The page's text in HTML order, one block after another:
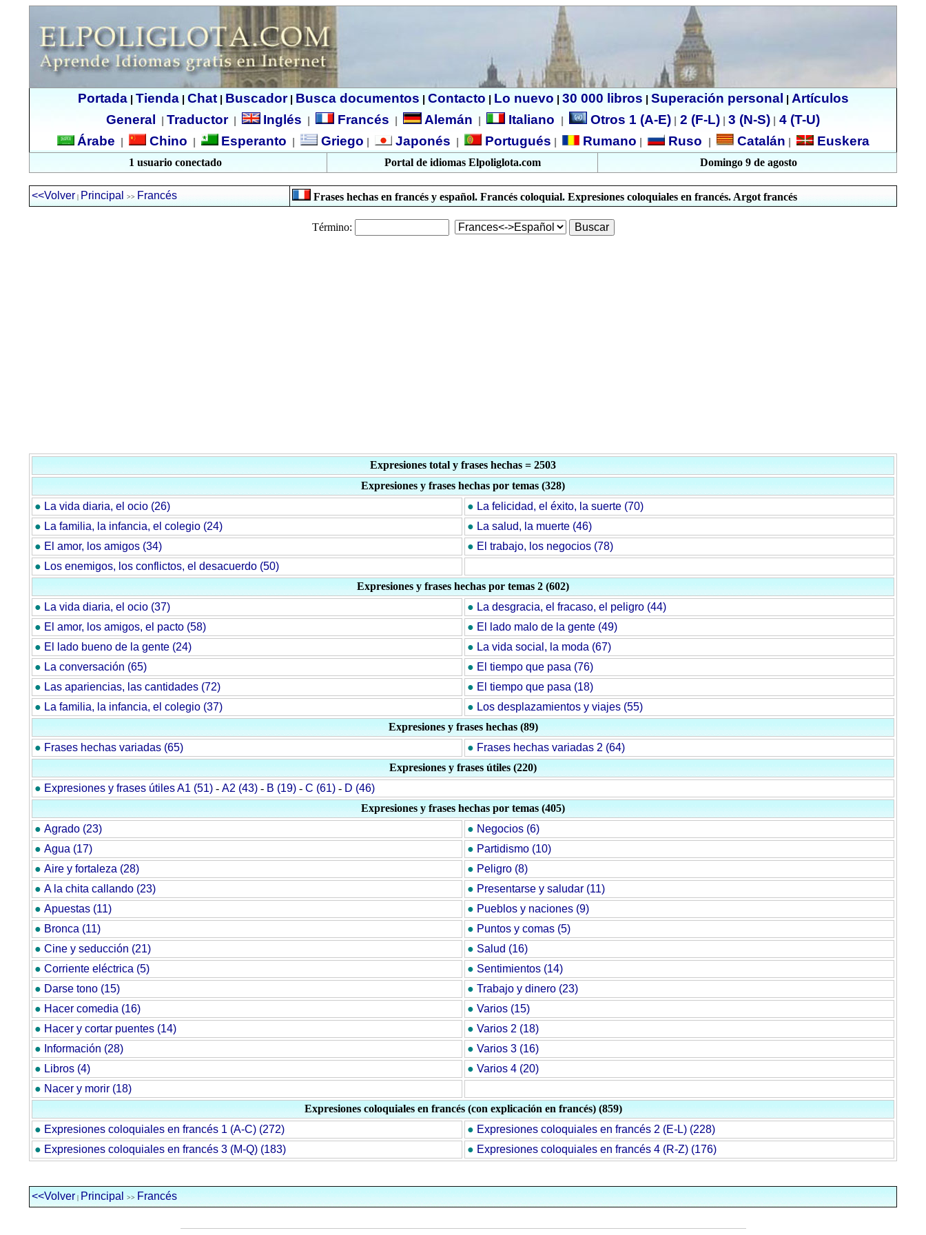
Portada| Tienda| Chat| Buscador| Busca documentos Contacto Lo nuevo 30 000 libros Superación personal
Artículos
General
Traductor| Inglés Francés Alemán Italiano Otros 1 (A-E) 2 (F-L) 3 (N-S)
4 (T-U)
Árabe
Chino Esperanto Griego Japonés Portugués Rumano Ruso Catalán Euskera
1 usuario conectado Portal de idiomas Elpoliglota.com Domingo 9 de agosto
<<Volver | Principal >> Francés Frases hechas en francés y español. Francés coloquial. Expresiones coloquiales en francés. Argot francés
Término:
Expresiones total y frases hechas = 2503
Expresiones y frases hechas por temas (328)
● La vida diaria, el ocio (26) ● La felicidad, el éxito, la suerte (70)
● La familia, la infancia, el colegio (24) ● La salud, la muerte (46)
● El amor, los amigos (34) ● El trabajo, los negocios (78)
● Los enemigos, los conflictos, el desacuerdo (50)
Expresiones y frases hechas por temas 2 (602)
● La vida diaria, el ocio (37) ● La desgracia, el fracaso, el peligro (44)
● El amor, los amigos, el pacto (58) ● El lado malo de la gente (49)
● El lado bueno de la gente (24) ● La vida social, la moda (67)
● La conversación (65) ● El tiempo que pasa (76)
● Las apariencias, las cantidades (72) ● El tiempo que pasa (18)
● La familia, la infancia, el colegio (37) ● Los desplazamientos y viajes (55)
Expresiones y frases hechas (89)
● Frases hechas variadas (65) ● Frases hechas variadas 2 (64)
Expresiones y frases útiles (220)
● Expresiones y frases útiles A1 (51) - A2 (43) - B (19) - C (61) - D (46)
Expresiones y frases hechas por temas (405)
● Agrado (23) ● Negocios (6)
● Agua (17) ● Partidismo (10)
● Aire y fortaleza (28) ● Peligro (8)
● A la chita callando (23) ● Presentarse y saludar (11)
● Apuestas (11) ● Pueblos y naciones (9)
● Bronca (11) ● Puntos y comas (5)
● Cine y seducción (21) ● Salud (16)
● Corriente eléctrica (5) ● Sentimientos (14)
● Darse tono (15) ● Trabajo y dinero (23)
● Hacer comedia (16) ● Varios (15)
● Hacer y cortar puentes (14) ● Varios 2 (18)
● Información (28) ● Varios 3 (16)
● Libros (4) ● Varios 4 (20)
● Nacer y morir (18)
Expresiones coloquiales en francés (con explicación en francés) (859)
● Expresiones coloquiales en francés 1 (A-C) (272) ● Expresiones coloquiales en francés 2 (E-L) (228)
● Expresiones coloquiales en francés 3 (M-Q) (183) ● Expresiones coloquiales en francés 4 (R-Z) (176)
<<Volver | Principal >> Francés